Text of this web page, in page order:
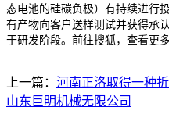
态电池的硅碳负极）有持续进行
有产物向客户送样测试并获得承
于研发阶段。前往搜狐，查看更多
上一篇： 河南正洛取得一种
山东巨明机械无限公司